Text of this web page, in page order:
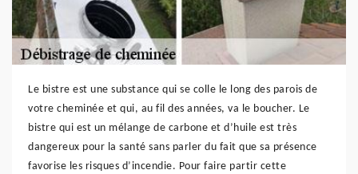
Le bistre est une substance qui se colle le long des parois de
votre cheminée et qui, au fil des années, va le boucher. Le
bistre qui est un mélange de carbone et d’huile est très
dangereux pour la santé sans parler du fait que sa présence
favorise les risques d’incendie. Pour faire partir cette